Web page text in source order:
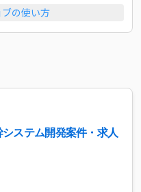
の使い方
システム開発案件・求人